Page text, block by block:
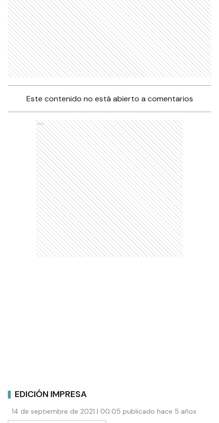
Este contenido no está abierto a comentarios
Ads
EDICIÓN IMPRESA
14 de septiembre de 2021 | 00:05 publicado hace 5 años